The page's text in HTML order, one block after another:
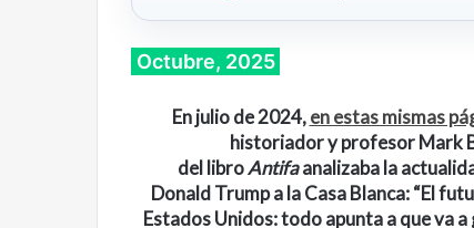
Octubre, 2025
En julio de 2024,en estas mismas
historiador y profesor Mark
del libroAntifaanalizaba la
Donald Trump a la Casa Blanca: “El
Estados Unidos: todo apunta a que va